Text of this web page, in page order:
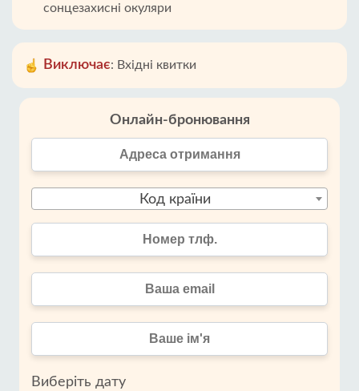
сонцезахисні окуляри
Виключає: Вхідні квитки
Онлайн-бронювання
Код країни
Виберіть дату